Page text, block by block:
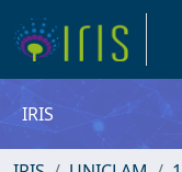
IRIS